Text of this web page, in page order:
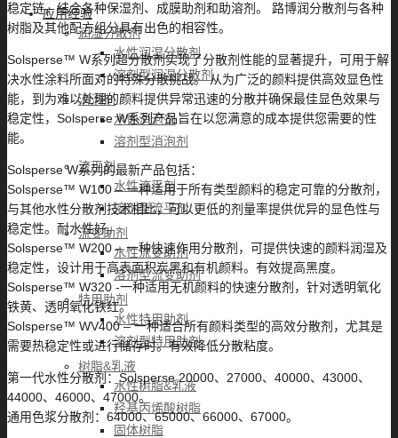
应用经验
润湿分散剂
水性润湿分散剂
溶剂型润湿分散剂
消泡剂
水性消泡剂
溶剂型消泡剂
流平剂
水性流平剂
溶剂型流平剂
流变助剂
水性流变助剂
溶剂型流变助剂
特用助剂
水性特用助剂
溶剂型特用助剂
树脂&乳液
水性树脂&乳液
羟基丙烯酸树脂
固体树脂
稳定链，结合各种保湿剂、成膜助剂和助溶剂。 路博润分散剂与各种
树脂及其他配方组分具有出色的相容性。
Solsperse™ W系列超分散剂实现了分散剂性能的显著提升，可用于解
决水性涂料所面对的特殊分散挑战。 从为广泛的颜料提供高效显色性
能，到为难以处理的颜料提供异常迅速的分散并确保最佳显色效果与
稳定性，Solsperse W系列产品旨在以您满意的成本提供您需要的性
能。
Solsperse W系列的最新产品包括：
Solsperse™ W100 – 一种适用于所有类型颜料的稳定可靠的分散剂，
与其他水性分散剂技术相比，可以更低的剂量率提供优异的显色性与
稳定性。耐水性好。
Solsperse™ W200 – 一种快速作用分散剂，可提供快速的颜料润湿及
稳定性，设计用于高表面积炭黑和有机颜料。有效提高黑度。
Solsperse™ W320 -一种适用无机颜料的快速分散剂，针对透明氧化
铁黄、透明氧化铁红。
Solsperse™ WV400 – 一种适合所有颜料类型的高效分散剂，尤其是
需要热稳定性或进行储存时。有效降低分散粘度。
第一代水性分散剂：Solsperse 20000、27000、40000、43000、
44000、46000、47000。
通用色浆分散剂：64000、65000、66000、67000。